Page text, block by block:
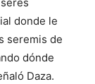
donde le
seremis de
dónde
Daza.